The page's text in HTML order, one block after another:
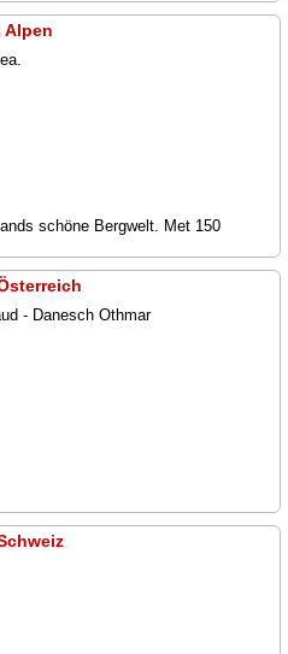
Alpen
schöne Bergwelt. Met 150
- Danesch Othmar